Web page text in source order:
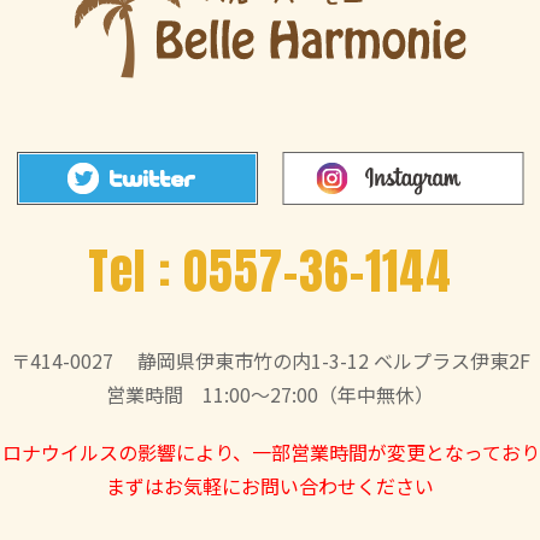
Tel : 0557-36-1144
〒414-0027
静岡県伊東市竹の内1-3-12 ベルプラス伊東2F
営業時間 11:00～27:00（年中無休）
ナウイルスの影響により、一部営業時間が変更となってお
まずはお気軽にお問い合わせください